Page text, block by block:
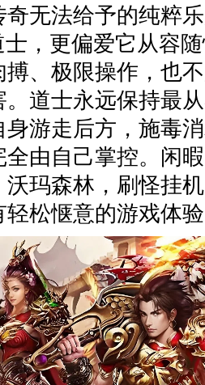
无法给予的纯粹
，更偏爱它从容
、极限操作，也
道士永远保持最
游走后方，施毒
由自己掌控。闲
玛森林，刷怪挂
轻松惬意的游戏体